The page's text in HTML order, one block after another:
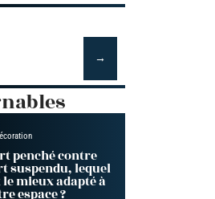
penché contre
suspendu, lequel
le mieux adapté à
espace ?